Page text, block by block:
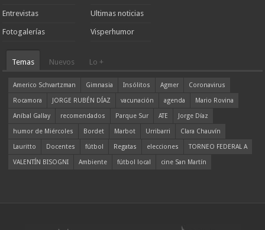
Entrevistas
Fotogalerías
Ultimas noticias
Visperhumor
Temas Nuevos Lo +
Americo Schvartzman Gimnasia Insólitos Agmer
Coronavirus
Rocamora
JORGE RUBÉN DÍAZ vacunación agenda
Mario Rovina
Aníbal Gallay
recomendados Parque Sur ATE
Jorge Díaz
humor de Miércoles
Bordet Marbot Urribarri
Clara Chauvín
Lauritto
Docentes fútbol Regatas elecciones
TORNEO FEDERAL A
VALENTÍN BISOGNI
Ambiente fútbol local cine San Martín